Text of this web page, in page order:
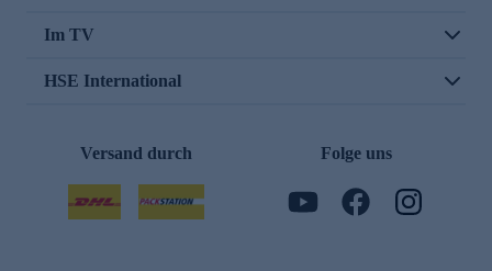
Im TV
HSE International
Versand durch Folge uns